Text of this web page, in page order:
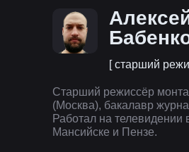
[ старший
Старший режиссёр
(Москва), бакалавр
Работал на телевидении
Мансийске и Пензе.